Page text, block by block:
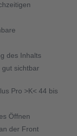
des Inhalts
gut sichtbar
Pro >K< 44 bis
Öffnen
der Front